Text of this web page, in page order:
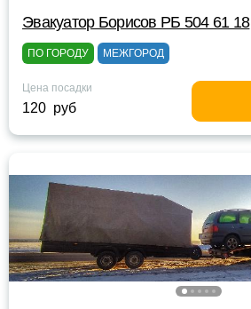
Эвакуатор Борисов РБ 504 61 18
ПО ГОРОДУ МЕЖГОРОД
Цена посадки
120 руб